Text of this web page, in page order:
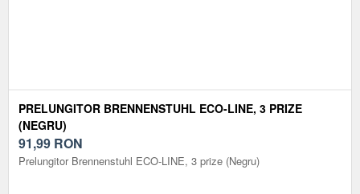
PRELUNGITOR BRENNENSTUHL ECO-LINE, 3 PRIZE
(NEGRU)
91,99 RON
Prelungitor Brennenstuhl ECO-LINE, 3 prize (Negru)